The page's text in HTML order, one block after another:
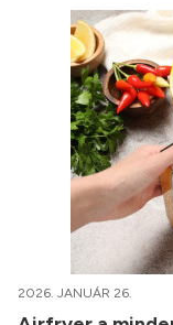
2026. JANUÁR 26.